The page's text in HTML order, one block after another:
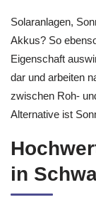
Solaranlagen,
Akkus? So
Eigenschaft
dar und arbeiten
zwischen Roh-
Alternative ist
in